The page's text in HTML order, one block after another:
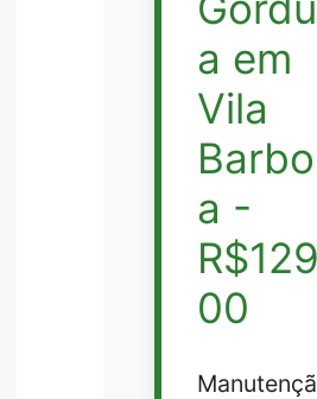
a em
Vila
a -
00